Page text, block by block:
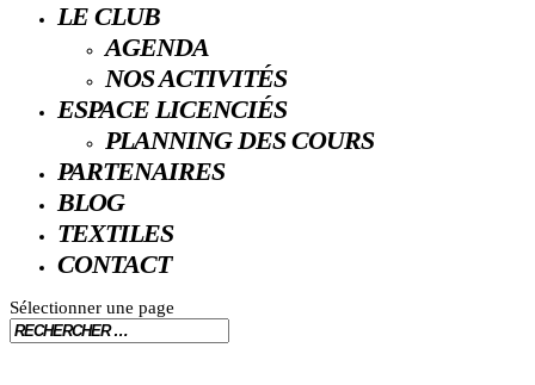
LE CLUB
AGENDA
NOS ACTIVITÉS
ESPACE LICENCIÉS
PLANNING DES COURS
PARTENAIRES
BLOG
TEXTILES
CONTACT
Sélectionner une page